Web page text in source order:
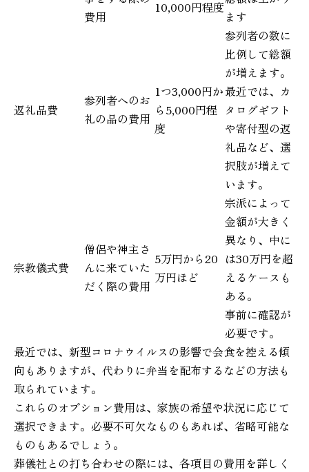
費用
10,000円程度
ます
返礼品費
参列者へのお
礼の品の費用
1つ3,000円か
ら5,000円程
度
参列者の数に
比例して総額
が増えます。
最近では、カ
タログギフト
や寄付型の返
礼品など、選
択肢が増えて
います。
宗教儀式費
僧侶や神主さ
んに来ていた
だく際の費用
5万円から20
万円ほど
宗派によって
金額が大きく
異なり、中に
は30万円を超
えるケースも
ある。
事前に確認が
必要です。
最近では、新型コロナウイルスの影響で会食を控える傾
向もありますが、代わりに弁当を配布するなどの方法も
取られています。
これらのオプション費用は、家族の希望や状況に応じて
選択できます。必要不可欠なものもあれば、省略可能な
ものもあるでしょう。
葬儀社との打ち合わせの際には、各項目の費用を詳しく